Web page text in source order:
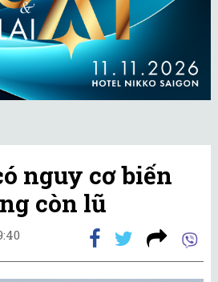
nguy cơ biến
còn lũ